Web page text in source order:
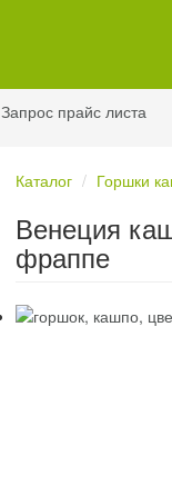
Запрос прайс листа
Каталог Горшки
Венеция
фраппе